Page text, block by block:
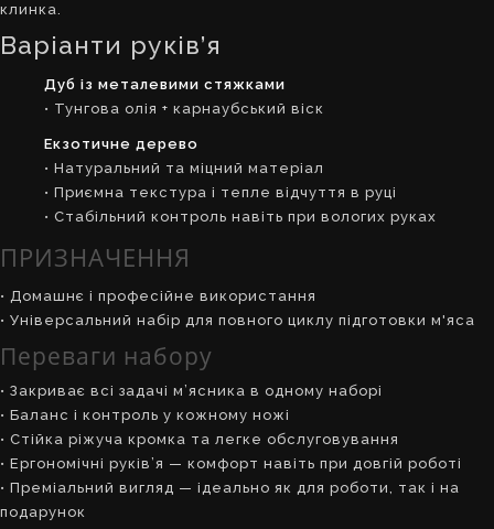
клинка.
Варіанти руків’я
Дуб із металевими стяжками
• Тунгова олія + карнаубський віск
Екзотичне дерево
• Натуральний та міцний матеріал
• Приємна текстура і тепле відчуття в руці
• Стабільний контроль навіть при вологих руках
ПРИЗНАЧЕННЯ
• Домашнє і професійне використання
• Універсальний набір для повного циклу підготовки м'яса
Переваги набору
• Закриває всі задачі м’ясника в одному наборі
• Баланс і контроль у кожному ножі
• Стійка ріжуча кромка та легке обслуговування
• Ергономічні руків’я — комфорт навіть при довгій роботі
• Преміальний вигляд — ідеально як для роботи, так і на
подарунок